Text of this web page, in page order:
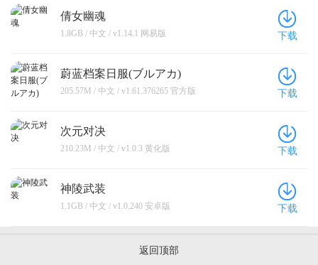
倩女幽魂
1.8GB / 中文 / v1.14.1 网易版 下载
蔚蓝档案日服(ブルアカ)
205.57M / 中文 / v1.61.376265 官方版 下载
次元对决
210.23M / 中文 / v1.0.3 黄化版 下载
神陵武装
1.1GB / 中文 / v1.0.240 安卓版 下载
返回顶部